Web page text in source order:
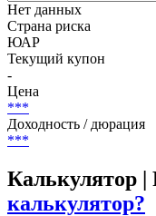
Нет данных
Страна риска
ЮАР
Текущий купон
-
Цена
***
Доходность / дюрация
***
Калькулятор |
калькулятор?